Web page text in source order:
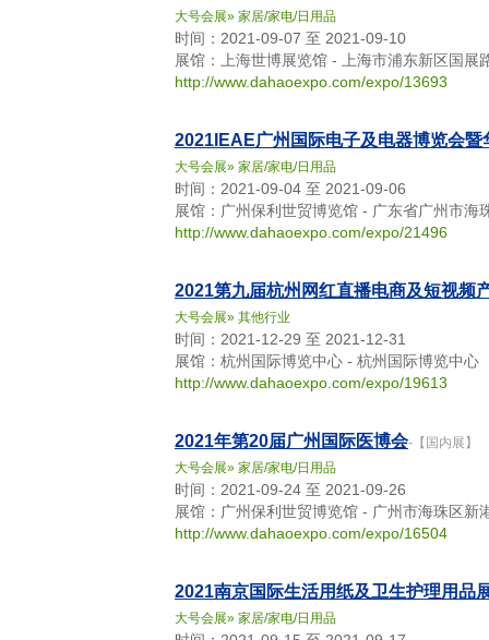
大号会展» 家居/家电/日用品
时间：2021-09-07 至 2021-09-10
展馆：上海世博展览馆 - 上海市浦东新区国展
http://www.dahaoexpo.com/expo/13693
2021IEAE广州国际电子及电器博览会
大号会展» 家居/家电/日用品
时间：2021-09-04 至 2021-09-06
展馆：广州保利世贸博览馆 - 广东省广州市海
http://www.dahaoexpo.com/expo/21496
2021第九届杭州网红直播电商及短视频
大号会展» 其他行业
时间：2021-12-29 至 2021-12-31
展馆：杭州国际博览中心 - 杭州国际博览中心
http://www.dahaoexpo.com/expo/19613
2021年第20届广州国际医博会-【国内展】
大号会展» 家居/家电/日用品
时间：2021-09-24 至 2021-09-26
展馆：广州保利世贸博览馆 - 广州市海珠区新
http://www.dahaoexpo.com/expo/16504
2021南京国际生活用纸及卫生护理用品
大号会展» 家居/家电/日用品